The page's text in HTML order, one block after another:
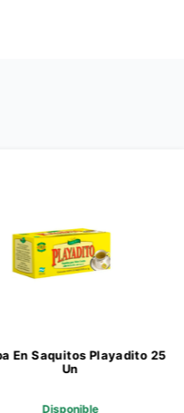
Playadito 25
Disponible